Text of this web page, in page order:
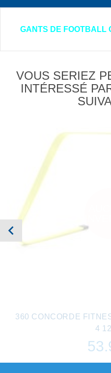
GANTS DE FOOTBALL
VOUS SERIEZ
INTÉRESSÉ
360 CONCORDE
4